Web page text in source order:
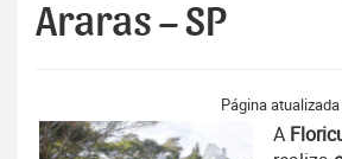
Araras – SP
Página
A